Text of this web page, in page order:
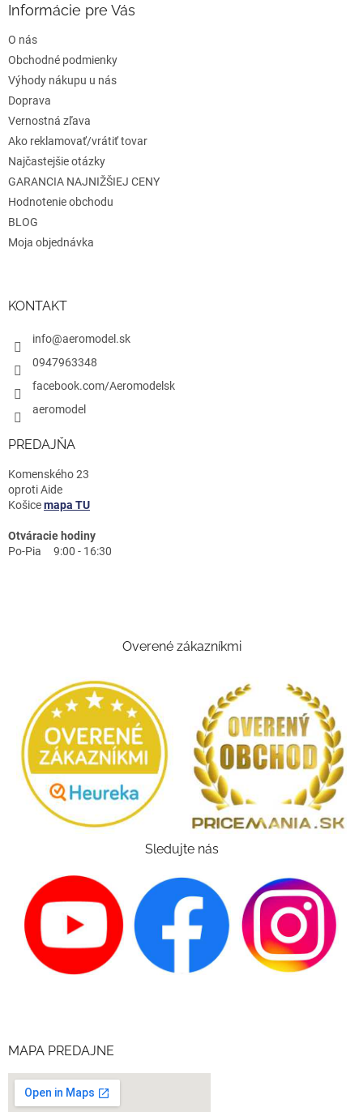
e
Informácie pre Vás
O nás
Obchodné podmienky
Výhody nákupu u nás
Doprava
Vernostná zľava
Ako reklamovať/vrátiť tovar
Najčastejšie otázky
GARANCIA NAJNIŽŠIEJ CENY
Hodnotenie obchodu
BLOG
Moja objednávka
KONTAKT
info@aeromodel.sk
0947963348
facebook.com/Aeromodelsk
aeromodel
PREDAJŇA
Komenského 23
oproti Aide
Košicemapa TU
Otváracie hodiny
Po-Pia 9:00 - 16:30
Overené zákazníkmi
Sledujte nás
MAPA PREDAJNE